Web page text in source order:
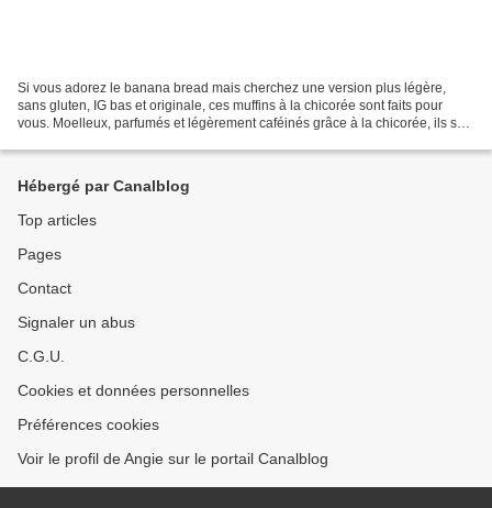
Si vous adorez le banana bread mais cherchez une version plus légère,
sans gluten, IG bas et originale, ces muffins à la chicorée sont faits pour
vous. Moelleux, parfumés et légèrement caféinés grâce à la chicorée, ils se
Hébergé par Canalblog
Top articles
Pages
Contact
Signaler un abus
C.G.U.
Cookies et données personnelles
Préférences cookies
Voir le profil de Angie sur le portail Canalblog